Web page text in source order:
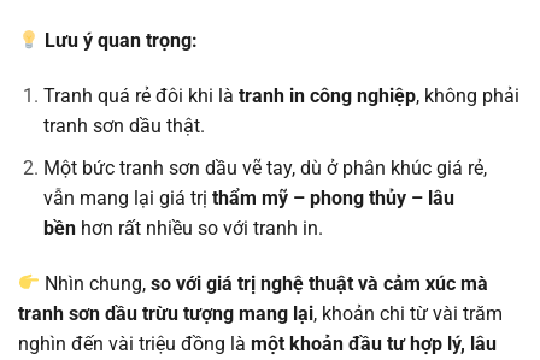
Lưu ý quan trọng:
Tranh quá rẻ đôi khi là tranh in công nghiệp, không phải
tranh sơn dầu thật.
Một bức tranh sơn dầu vẽ tay, dù ở phân khúc giá rẻ,
vẫn mang lại giá trị thẩm mỹ – phong thủy – lâu
bềnhơn rất nhiều so với tranh in.
Nhìn chung,so với giá trị nghệ thuật và cảm xúc mà
tranh sơn dầu trừu tượng mang lại, khoản chi từ vài trăm
nghìn đến vài triệu đồng là một khoản đầu tư hợp lý, lâu